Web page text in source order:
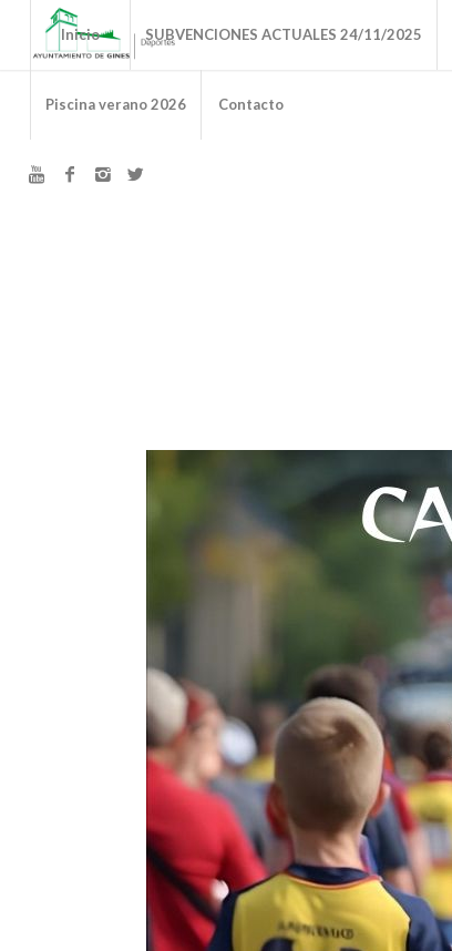
Inicio SUBVENCIONES ACTUALES 24/11/2025
Piscina verano 2026 Contacto